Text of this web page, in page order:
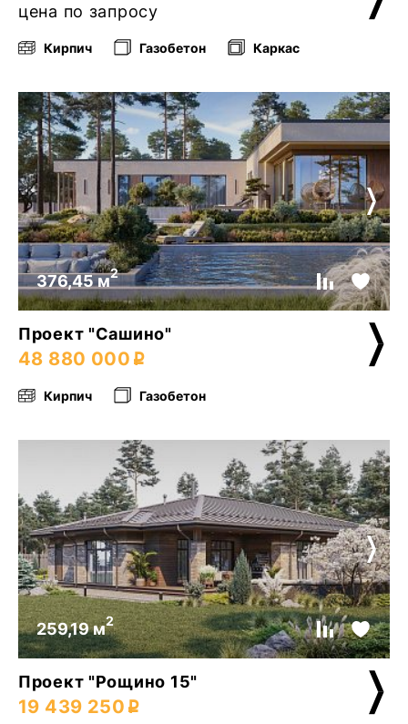
цена по запросу
Кирпич Газобетон Каркас
376,45 м2
Проект "Сашино"
48 880 000
Кирпич Газобетон
259,19 м2
Проект "Рощино 15"
19 439 250